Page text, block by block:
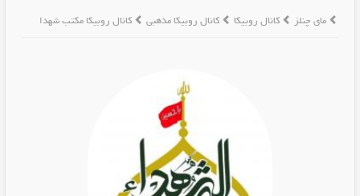
مای چنلز کانال روبیکا کانال روبیکا مذهبی کانال روبیکا مکتب شهدا